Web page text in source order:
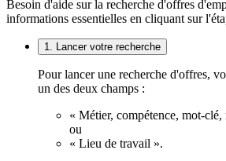
Besoin d'aide sur la recherche d'offres
informations essentielles en cliquant sur
1. Lancer votre recherche
Pour lancer une recherche d'offres,
un des deux champs :
« Métier, compétence, mot-clé,
ou
« Lieu de travail ».